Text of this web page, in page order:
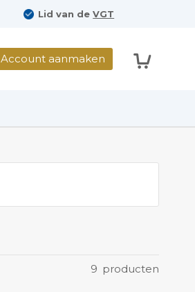
Lid van deVGT
Account aanmaken
9 producten